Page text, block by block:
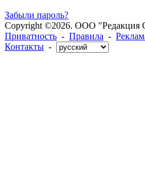
Забыли пароль?
Copyright ©2026. ООО "Редакция
Приватность - Правила -
Контакты -